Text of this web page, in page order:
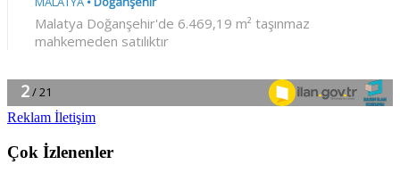
Reklam İletişim
Çok İzlenenler